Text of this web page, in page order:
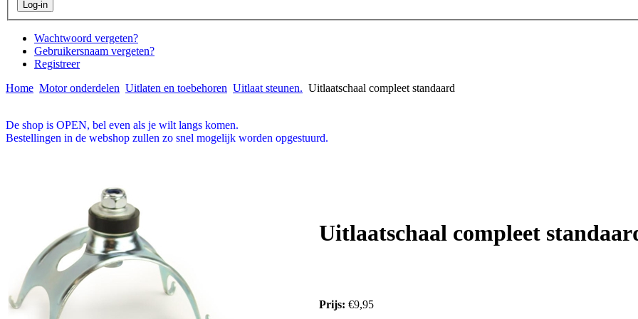
Wachtwoord vergeten?
Gebruikersnaam vergeten?
Registreer
Home Motor onderdelen Uitlaten en toebehoren Uitlaat steunen. Uitlaatschaal compleet standaard
De shop is OPEN, bel even als je wilt langs komen.
Bestellingen in de webshop zullen zo snel mogelijk worden opgestuurd.
Uitlaatschaal compleet
Prijs: €9,95